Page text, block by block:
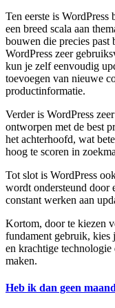
Ten eerste is
een breed scala aan
bouwen die precies past
WordPress zeer
kun je zelf eenvoudig
toevoegen van nieuwe
productinformatie.
Verder is WordPress
ontworpen met de best
het achterhoofd, wat
hoog te scoren in
Tot slot is WordPress
wordt ondersteund door
constant werken aan
Kortom, door te kiezen
fundament gebruik,
en krachtige
maken.
Heb ik dan geen